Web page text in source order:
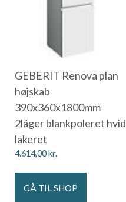
GEBERIT Renova plan
højskab
390x360x1800mm
2låger blankpoleret hvid
lakeret
4.614,00kr.
GÅ TIL SHOP